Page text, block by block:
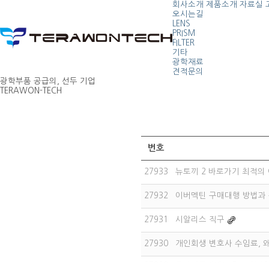
회사소개 제품소개 자료실
오시는길
LENS
PRISM
FILTER
기타
광학재료
견적문의
광학부품 공급의, 선두 기업
TERAWON-TECH
번호
27933 뉴토끼 2 바로가기 최적의
27932 이버멕틴 구매대행 방법
27931 시알리스 직구
27930 개인회생 변호사 수임료,